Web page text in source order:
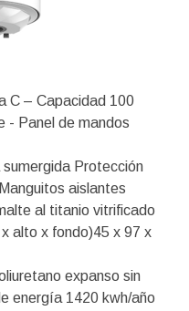
C – Capacidad 100
- Panel de mandos
Protección
aislantes
al titanio vitrificado
alto x fondo)45 x 97 x
expanso sin
energía 1420 kwh/año